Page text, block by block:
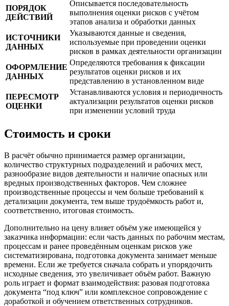
ПОРЯДОК
ДЕЙСТВИЙ
Описывается последовательность
выполнения оценки рисков с учётом
этапов анализа и обработки данных
ИСТОЧНИКИ
ДАННЫХ
Указываются данные и сведения,
используемые при проведении оценки
рисков в рамках деятельности организации
ОФОРМЛЕНИЕ
ДАННЫХ
Определяются требования к фиксации
результатов оценки рисков и их
представлению в установленном виде
ПЕРЕСМОТР
ОЦЕНКИ
Устанавливаются условия и периодичность
актуализации результатов оценки рисков
при изменении условий труда
Стоимость и сроки
В расчёт обычно принимается размер организации,
количество структурных подразделений и рабочих мест,
разнообразие видов деятельности и наличие опасных или
вредных производственных факторов. Чем сложнее
производственные процессы и чем больше требований к
детализации документа, тем выше трудоёмкость работ и,
соответственно, итоговая стоимость.
Дополнительно на цену влияет объём уже имеющейся у
заказчика информации: если часть данных по рабочим местам,
процессам и ранее проведённым оценкам рисков уже
систематизирована, подготовка документа занимает меньше
времени. Если же требуется сначала собрать и упорядочить
исходные сведения, это увеличивает объём работ. Важную
роль играет и формат взаимодействия: разовая подготовка
документа “под ключ” или комплексное сопровождение с
доработкой и обучением ответственных сотрудников.